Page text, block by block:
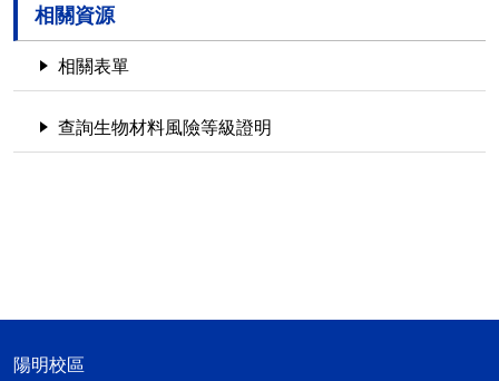
相關資源
相關表單
查詢生物材料風險等級證明
陽明校區